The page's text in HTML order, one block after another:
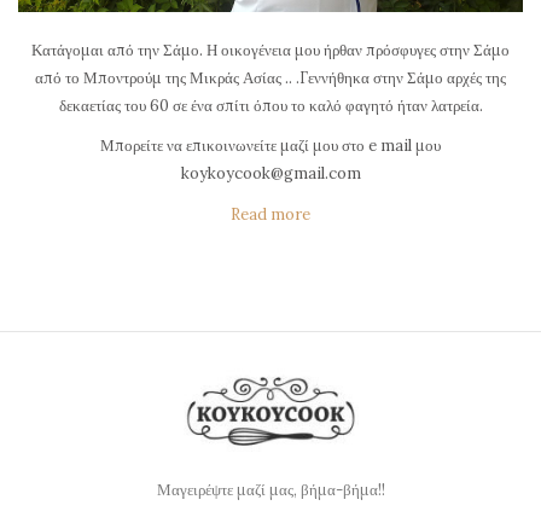
Κατάγομαι από την Σάμο. Η οικογένεια μου ήρθαν πρόσφυγες στην Σάμο
από το Μποντρούμ της Μικράς Ασίας .. .Γεννήθηκα στην Σάμο αρχές της
δεκαετίας του 60 σε ένα σπίτι όπου το καλό φαγητό ήταν λατρεία.
Μπορείτε να επικοινωνείτε μαζί μου στο e mail μου
koykoycook@gmail.com
Read more
Μαγειρέψτε μαζί μας, βήμα-βήμα!!